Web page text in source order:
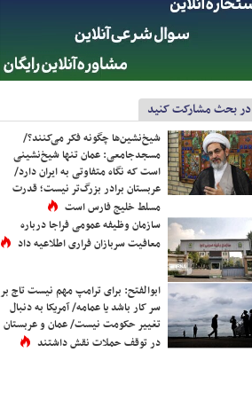
در بحث مشارکت کنید
شیخ‌نشین‌ها چگونه فکر می‌کنند؟/
مسجدجامعی: عمان تنها شیخ‌نشینی
است که نگاه متفاوتی به ایران دارد/
عربستان برادر بزرگ‌تر نیست؛ قدرت
مسلط خلیج فارس است
سازمان وظیفه عمومی فراجا درباره
معافیت سربازان فراری اطلاعیه داد
ابوالفتح: برای ترامپ مهم نیست تاج بر
سر کار باشد یا عمامه/ آمریکا به دنبال
تغییر حکومت نیست/ عمان و عربستان
در توقف حملات نقش داشتند